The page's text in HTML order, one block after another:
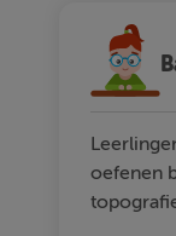
oefenen